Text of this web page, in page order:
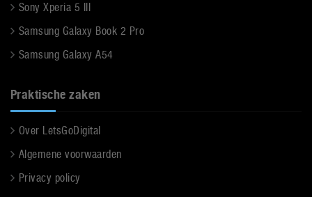
Sony Xperia 5 III
Samsung Galaxy Book 2 Pro
Samsung Galaxy A54
Praktische zaken
Over LetsGoDigital
Algemene voorwaarden
Privacy policy